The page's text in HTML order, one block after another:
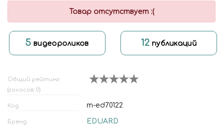
Товар отсутствует :(
5 видеороликов 12 публикаций
Общий рейтинг
(голосов: 0)
Код m-ed70122
Бренд EDUARD